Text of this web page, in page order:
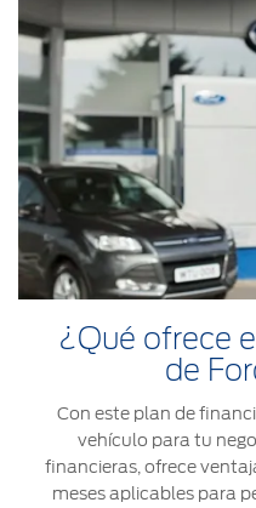
¿Qué ofrece
de
Con este plan de
vehículo para tu
financieras, ofrece
meses aplicables para